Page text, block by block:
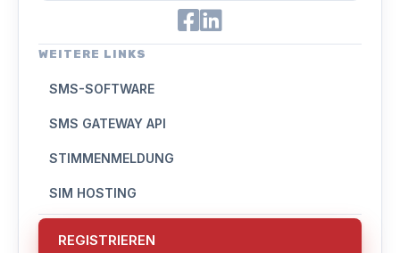
WEITERE LINKS
SMS-SOFTWARE
SMS GATEWAY API
STIMMENMELDUNG
SIM HOSTING
REGISTRIEREN